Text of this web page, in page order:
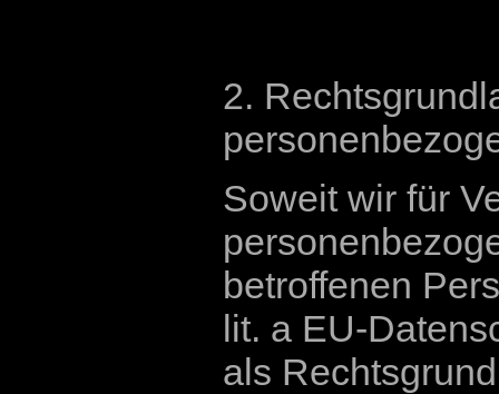
2.
Soweit wir für
betroffenen
lit. a EU-
als